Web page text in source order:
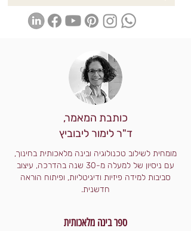
כותבת המאמר,
ד"ר לימור ליבוביץ
מומחית לשילוב טכנולוגיה ובינה מלאכותית בחינוך,
עם ניסיון של למעלה מ-30 שנה בהדרכה, עיצוב
סביבות למידה פיזיות ודיגיטליות, ופיתוח הוראה
חדשנית.
ספר בינה מלאכותית